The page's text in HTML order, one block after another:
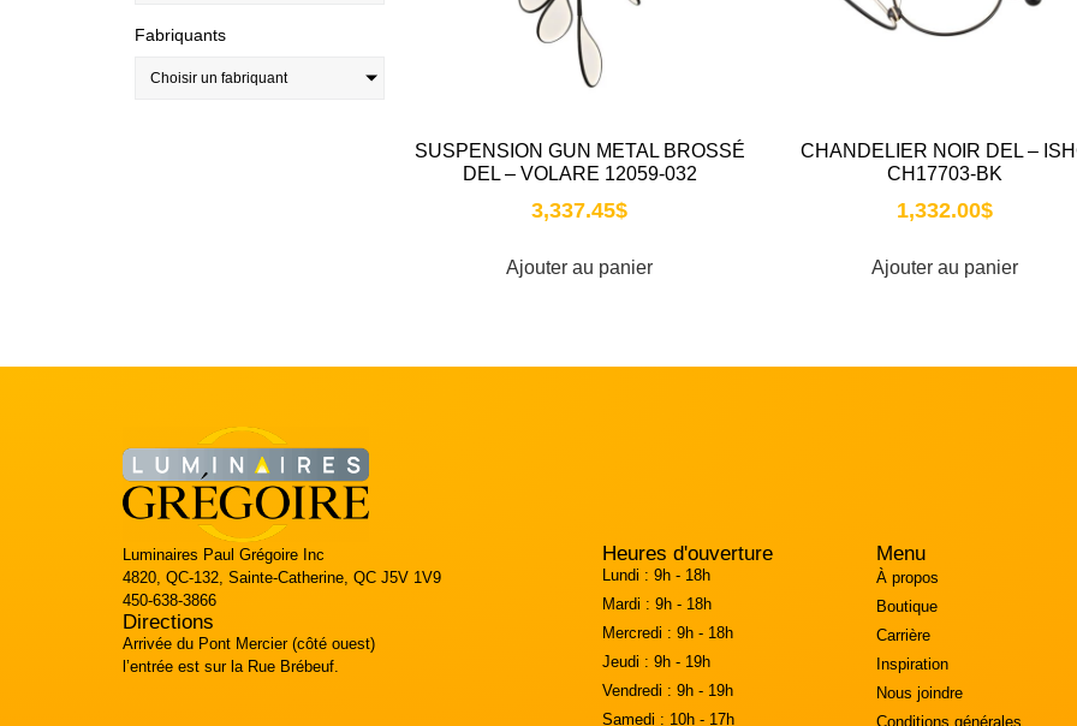
Fabriquants
Choisir un fabriquant
SUSPENSION GUN METAL BROSSÉ
DEL – VOLARE 12059-032
3,337.45$
Ajouter au panier
CHANDELIER NOIR DEL –
CH17703-BK
1,332.00$
Ajouter au panier
Luminaires Paul Grégoire Inc
4820, QC-132, Sainte-Catherine, QC J5V 1V9
450-638-3866
Directions
Arrivée du Pont Mercier (côté ouest)
l’entrée est sur la Rue Brébeuf.
Heures d'ouverture
Lundi : 9h - 18h
Mardi : 9h - 18h
Mercredi : 9h - 18h
Jeudi : 9h - 19h
Vendredi : 9h - 19h
Samedi : 10h - 17h
Menu
À propos
Boutique
Carrière
Inspiration
Nous joindre
Conditions générales